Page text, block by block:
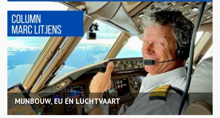
MIJNBOUW, EU EN LUCHTVAART